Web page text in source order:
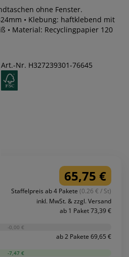
ohne Fenster.
• Klebung: haftklebend mit
• Material: Recyclingpapier 120
Art.-Nr. H327239301-76645
65,75 €
Staffelpreis ab 4 Pakete (0.26 € / St)
inkl. MwSt. & zzgl. Versand
ab 1 Paket 73,39 €
-0,00 €
ab 2 Pakete 69,65 €
-7,47 €